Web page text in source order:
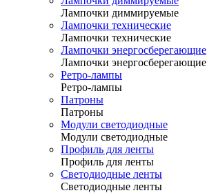
Лампочки диммируемые
Лампочки технические
Лампочки технические
Лампочки энергосберегающие
Лампочки энергосберегающие
Ретро-лампы
Ретро-лампы
Патроны
Патроны
Модули светодиодные
Модули светодиодные
Профиль для ленты
Профиль для ленты
Светодиодные ленты
Светодиодные ленты